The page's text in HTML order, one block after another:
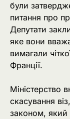
були
питання про
Депутати
яке вони
вимагали
Франції.
Міністерство
скасування
законом, який